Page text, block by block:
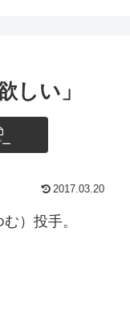
しい」
2017.03.20
）投手。